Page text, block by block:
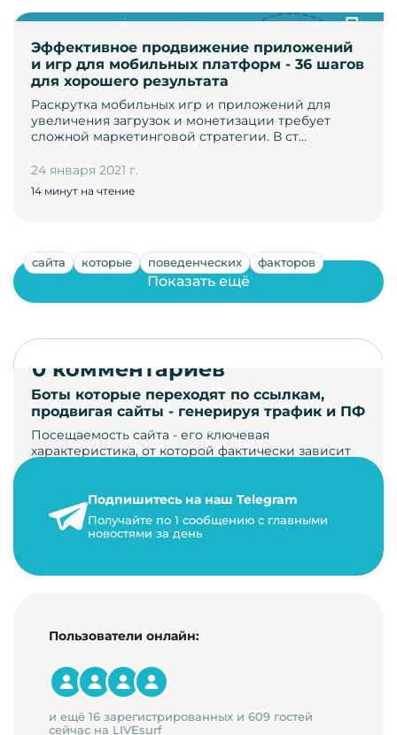
Эффективное продвижение приложений
и игр для мобильных платформ - 36 шагов
для хорошего результата
Раскрутка мобильных игр и приложений для
увеличения загрузок и монетизации требует
сложной маркетинговой стратегии. В ст…
24 января 2021 г.
14 минут на чтение
сайта которые поведенческих факторов
Боты которые переходят по ссылкам,
продвигая сайты - генерируя трафик и ПФ
Посещаемость сайта - его ключевая
характеристика, от которой фактически зависит
22 мая 2024 г.
9 минут на чтение
Показать ещё
0 комментариев
Подпишитесь на наш Telegram
Получайте по 1 сообщению с главными
новостями за день
Пользователи онлайн:
и ещё 16 зарегистрированных и 609 гостей
сейчас на LIVEsurf